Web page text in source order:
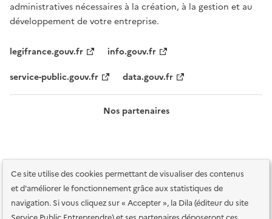
Ce site utilise des cookies permettant de visualiser des contenus
et d'améliorer le fonctionnement grâce aux statistiques de
navigation. Si vous cliquez sur « Accepter », la Dila (éditeur du site
administratives nécessaires à la création, à la gestion et au
développement de votre entreprise.
legifrance.gouv.fr
info.gouv.fr
service-public.gouv.fr
data.gouv.fr
Nos partenaires